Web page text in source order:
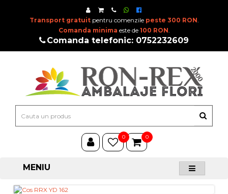
Transport gratuitpentru comenzile peste 300 RON.
Comanda minima este de 100 RON.
Comanda telefonic: 0752232609
0 0
MENIU